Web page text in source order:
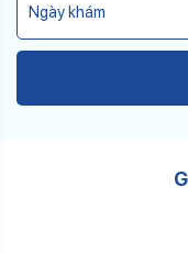
Please leave this field